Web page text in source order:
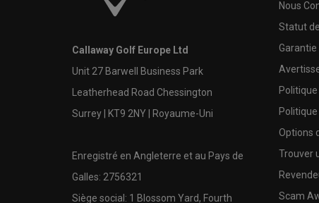
Callaway Golf Europe Ltd
Unit 27 Barwell Business Park
Leatherhead Road Chessington
Surrey | KT9 2NY | Royaume-Uni
Enregistré en Angleterre et au Pays de
Galles: 2756321
Siège social: 1 Blossom Yard, Fourth
Nous
Statut
Garantie
Options
Trouver
Scam